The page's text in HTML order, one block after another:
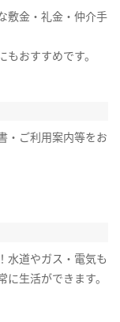
敷金・礼金・仲介手
おすすめです。
・ご利用案内等をお
水道やガス・電気も
生活ができます。